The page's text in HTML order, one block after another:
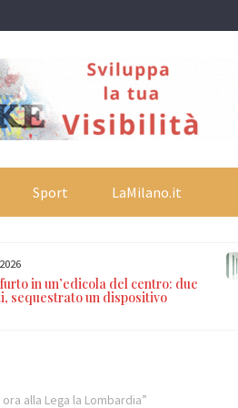
Sport LaMilano.it
in un’edicola del centro: due
sequestrato un dispositivo
alla Lega la Lombardia”